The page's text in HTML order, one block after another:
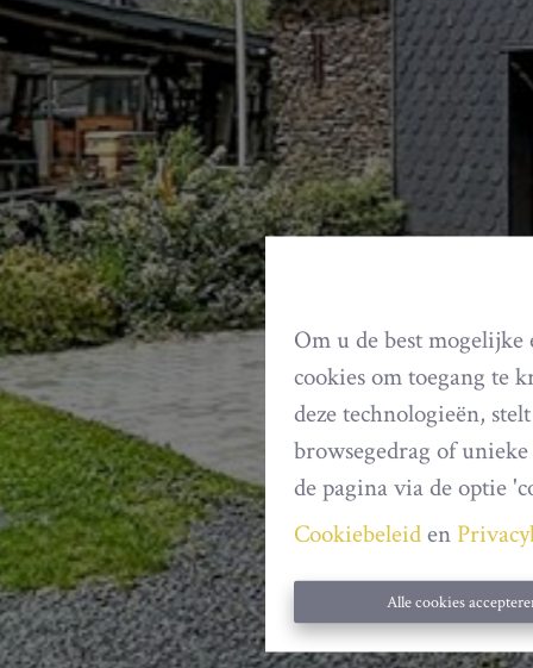
Om u de best
cookies om toegang te
deze technologieën,
browsegedrag of
de pagina via de optie
Cookiebeleiden
Alle cookies